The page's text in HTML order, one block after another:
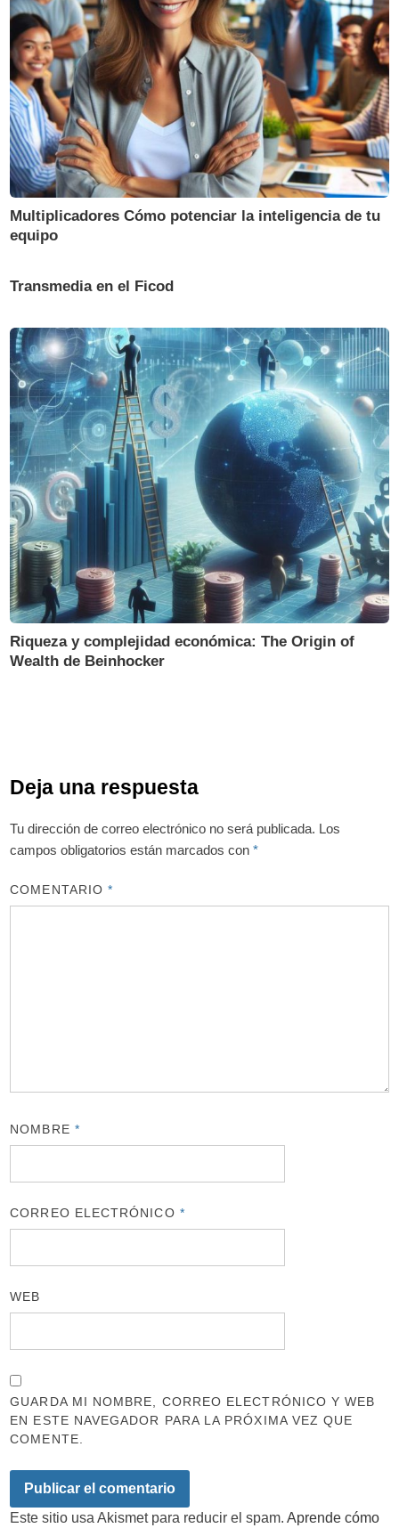
Multiplicadores Cómo potenciar la inteligencia de tu
equipo
Transmedia en el Ficod
Riqueza y complejidad económica: The Origin of
Wealth de Beinhocker
Deja una respuesta
Tu dirección de correo electrónico no será publicada. Los
campos obligatorios están marcados con*
COMENTARIO*
NOMBRE *
CORREO ELECTRÓNICO *
WEB
GUARDA MI NOMBRE, CORREO ELECTRÓNICO Y WEB
EN ESTE NAVEGADOR PARA LA PRÓXIMA VEZ QUE
COMENTE.
Este sitio usa Akismet para reducir el spam.Aprende cómo